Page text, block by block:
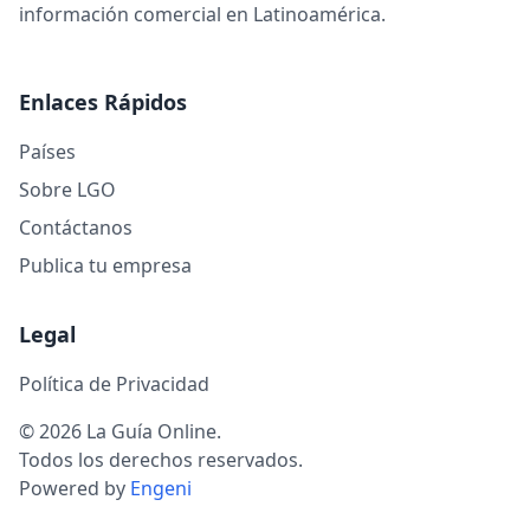
información comercial en Latinoamérica.
Enlaces Rápidos
Países
Sobre LGO
Contáctanos
Publica tu empresa
Legal
Política de Privacidad
© 2026 La Guía Online.
Todos los derechos reservados.
Powered by Engeni